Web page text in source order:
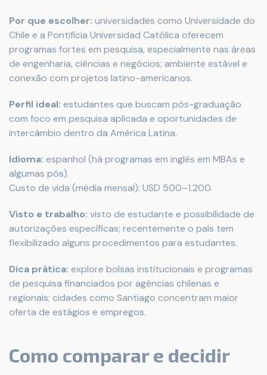
Por que escolher: universidades como Universidade do
Chile e a Pontifícia Universidad Católica oferecem
programas fortes em pesquisa, especialmente nas áreas
de engenharia, ciências e negócios; ambiente estável e
conexão com projetos latino-americanos.
Perfil ideal: estudantes que buscam pós-graduação
com foco em pesquisa aplicada e oportunidades de
intercâmbio dentro da América Latina.
Idioma: espanhol (há programas em inglês em MBAs e
algumas pós).
Custo de vida (média mensal): USD 500–1.200.
Visto e trabalho: visto de estudante e possibilidade de
autorizações específicas; recentemente o país tem
flexibilizado alguns procedimentos para estudantes.
Dica prática: explore bolsas institucionais e programas
de pesquisa financiados por agências chilenas e
regionais; cidades como Santiago concentram maior
oferta de estágios e empregos.
Como comparar e decidir